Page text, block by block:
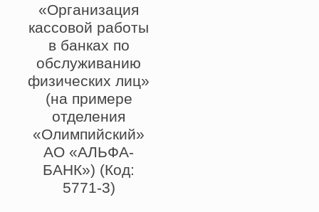
«Организация
кассовой работы
в банках по
обслуживанию
физических лиц»
(на примере
отделения
«Олимпийский»
АО «АЛЬФА-
БАНК») (Код:
5771-3)